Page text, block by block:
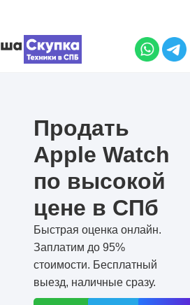
Продать
Apple Watch
по высокой
цене в СПб
Быстрая оценка онлайн.
Заплатим до 95%
стоимости. Бесплатный
выезд, наличные сразу.